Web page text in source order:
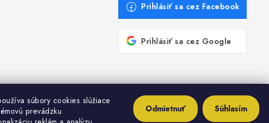
súbory cookies slúžiace
prevádzku
Odmietnuť Súhlasím
Prihlásiť sa cez Facebook
Prihlásiť sa cez Google